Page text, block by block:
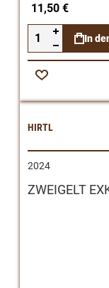
11,50 €
In
Zur
HIRTL
2024
ZWEIGELT